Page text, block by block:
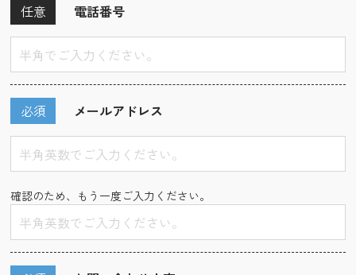
電話番号
任意
メールアドレス
必須
確認のため、もう一度ご入力ください。